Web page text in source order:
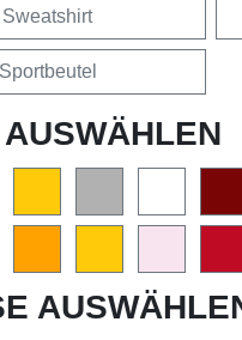
Sweatshirt
Sportbeutel
AUSWÄHLEN